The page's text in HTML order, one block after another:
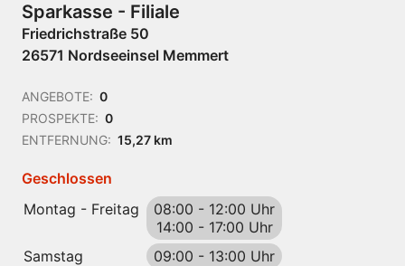
Sparkasse - Filiale
Friedrichstraße 50
26571 Nordseeinsel Memmert
ANGEBOTE: 0
PROSPEKTE: 0
ENTFERNUNG: 15,27 km
Geschlossen
Montag - Freitag
08:00 - 12:00 Uhr
14:00 - 17:00 Uhr
Samstag
09:00 - 13:00 Uhr